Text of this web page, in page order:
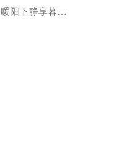
张柏芝最新封面大片释出 暖阳下静享暮春韶光